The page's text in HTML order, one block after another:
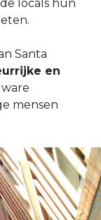
locals hun
Santa
en
mensen